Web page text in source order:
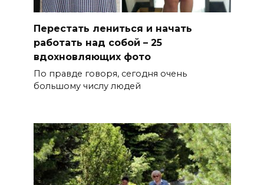
Перестать лениться и начать
работать над собой – 25
вдохновляющих фото
По правде говоря, сегодня очень
большому числу людей